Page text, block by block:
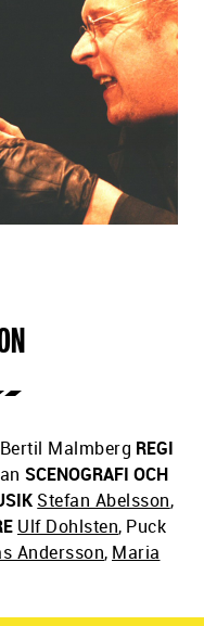
Bertil Malmberg REGI
SCENOGRAFI OCH
Stefan Abelsson,
Ulf Dohlsten, Puck
Andersson, Maria